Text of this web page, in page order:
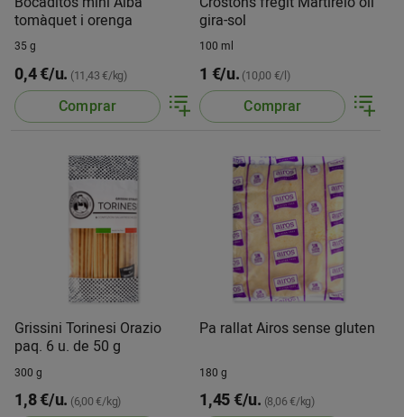
tomàquet i orenga
35 g
0,4 €/u. (11,43 €/kg)
Comprar
gira-sol
100 ml
1 €/u. (10,00 €/l)
Comprar
Grissini Torinesi Orazio
paq. 6 u. de 50 g
300 g
1,8 €/u. (6,00 €/kg)
Pa rallat Airos sense gluten
180 g
1,45 €/u. (8,06 €/kg)